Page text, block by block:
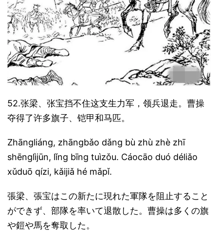
52.张梁、张宝挡不住这支生力军，领兵退走。曹操
夺得了许多旗子、铠甲和马匹。
Zhāngliáng, zhāngbǎo dǎng bù zhù zhè zhī
shēnglìjūn, lǐng bīng tuìzǒu. Cáocāo duó déliǎo
xǔduō qízi, kǎijiǎ hé mǎpǐ.
張梁、張宝はこの新たに現れた軍隊を阻止すること
ができず、部隊を率いて退散した。曹操は多くの旗
や鎧や馬を奪取した。